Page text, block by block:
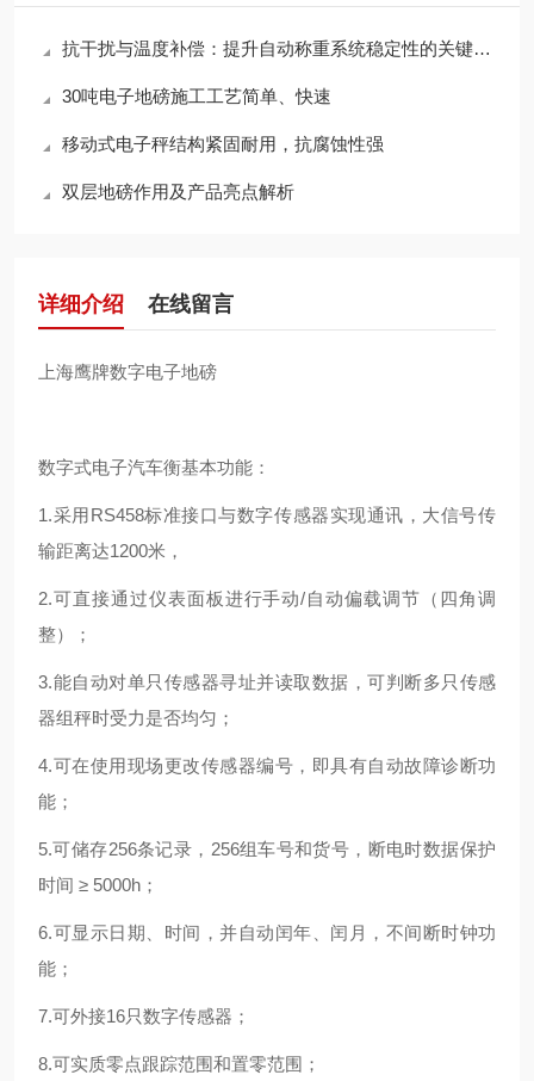
抗干扰与温度补偿：提升自动称重系统稳定性的关键技术
30吨电子地磅施工工艺简单、快速
移动式电子秤结构紧固耐用，抗腐蚀性强
双层地磅作用及产品亮点解析
详细介绍 在线留言
上海鹰牌数字电子地磅
数字式电子汽车衡基本功能：
1.采用RS458标准接口与数字传感器实现通讯，大信号传
输距离达1200米，
2.可直接通过仪表面板进行手动/自动偏载调节（四角调
整）；
3.能自动对单只传感器寻址并读取数据，可判断多只传感
器组秤时受力是否均匀；
4.可在使用现场更改传感器编号，即具有自动故障诊断功
能；
5.可储存256条记录，256组车号和货号，断电时数据保护
时间 ≥ 5000h；
6.可显示日期、时间，并自动闰年、闰月，不间断时钟功
能；
7.可外接16只数字传感器；
8.可实质零点跟踪范围和置零范围；